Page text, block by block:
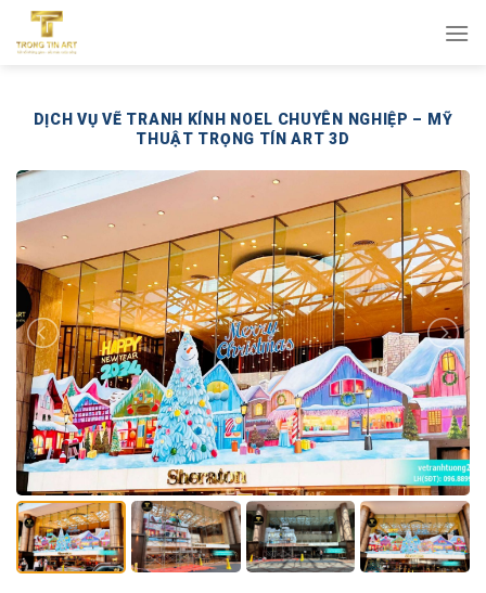
qua
DỊCH VỤ VẼ TRANH KÍNH NOEL CHUYÊN NGHIỆP – MỸ
THUẬT TRỌNG TÍN ART 3D